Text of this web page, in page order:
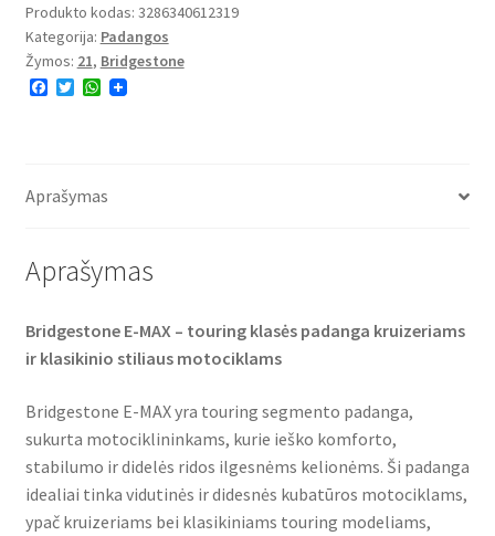
Produkto kodas: 3286340612319
Kategorija: Padangos
Žymos: 21, Bridgestone
F
o
T
r
W
p
Aprašymas
Aprašymas
Bridgestone E-MAX – touring klasės padanga kruizeriams
ir klasikinio stiliaus motociklams
Bridgestone E-MAX yra touring segmento padanga,
sukurta motociklininkams, kurie ieško komforto,
stabilumo ir didelės ridos ilgesnėms kelionėms. Ši padanga
idealiai tinka vidutinės ir didesnės kubatūros motociklams,
ypač kruizeriams bei klasikiniams touring modeliams,